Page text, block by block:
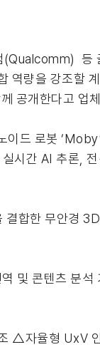
등
역량을 강조할
공개한다고 업
드 로봇
시간 AI 추론, 전
합한 무안경
및 콘텐츠 분석
△자율형 UxV